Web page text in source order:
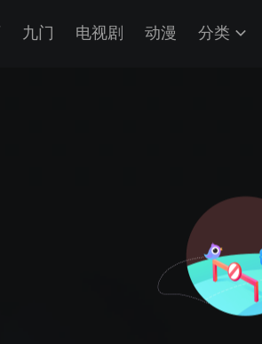
九门 电视剧 动漫 分类